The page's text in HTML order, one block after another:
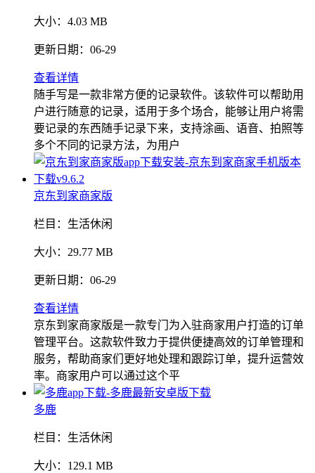
大小： 4.03 MB
更新日期： 06-29
查看详情
随手写是一款非常方便的记录软件。该软件可以帮助用
户进行随意的记录，适用于多个场合，能够让用户将需
要记录的东西随手记录下来，支持涂画、语音、拍照等
多个不同的记录方法，为用户
京东到家商家版
栏目： 生活休闲
大小： 29.77 MB
更新日期： 06-29
查看详情
京东到家商家版是一款专门为入驻商家用户打造的订单
管理平台。这款软件致力于提供便捷高效的订单管理和
服务，帮助商家们更好地处理和跟踪订单，提升运营效
率。商家用户可以通过这个平
多鹿
栏目： 生活休闲
大小： 129.1 MB